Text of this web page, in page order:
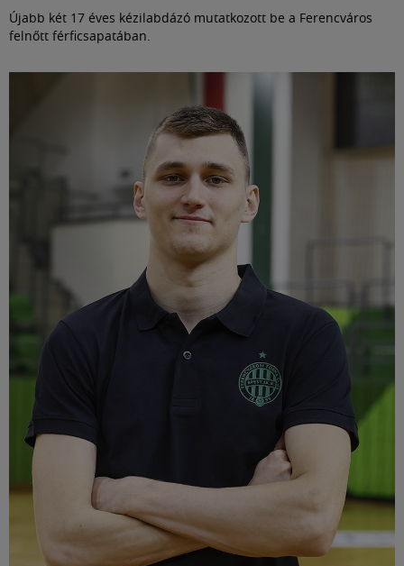
Újabb két 17 éves kézilabdázó mutatkozott be a Ferencváros
felnőtt férficsapatában.